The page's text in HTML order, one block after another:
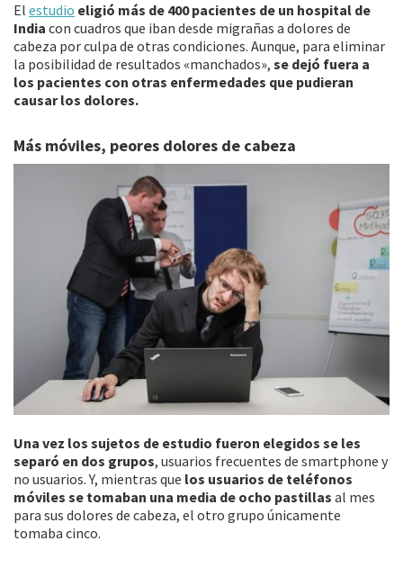
El estudio eligió más de 400 pacientes de un hospital de
India con cuadros que iban desde migrañas a dolores de
cabeza por culpa de otras condiciones. Aunque, para eliminar
la posibilidad de resultados «manchados», se dejó fuera a
los pacientes con otras enfermedades que pudieran
causar los dolores.
Más móviles, peores dolores de cabeza
Una vez los sujetos de estudio fueron elegidos se les
separó en dos grupos, usuarios frecuentes de smartphone y
no usuarios. Y, mientras que los usuarios de teléfonos
móviles se tomaban una media de ocho pastillas al mes
para sus dolores de cabeza, el otro grupo únicamente
tomaba cinco.